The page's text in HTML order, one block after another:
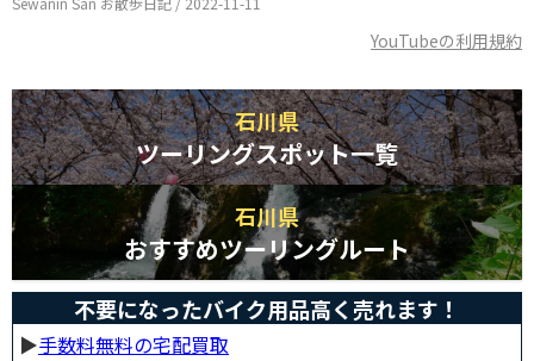
YouTubeの利用規約
石川県
ツーリングスポット一覧
石川県
おすすめツーリングルート
不要になったバイク用品高く売れます！
▶︎手数料無料の宅配買取